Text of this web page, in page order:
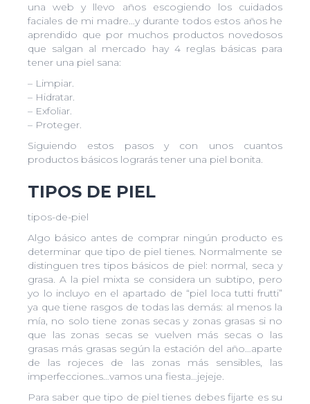
una web y llevo años escogiendo los cuidados
faciales de mi madre…y durante todos estos años he
aprendido que por muchos productos novedosos
que salgan al mercado hay 4 reglas básicas para
tener una piel sana:
– Limpiar.
– Hidratar.
– Exfoliar.
– Proteger.
Siguiendo estos pasos y con unos cuantos
productos básicos lograrás tener una piel bonita.
TIPOS DE PIEL
tipos-de-piel
Algo básico antes de comprar ningún producto es
determinar que tipo de piel tienes. Normalmente se
distinguen tres tipos básicos de piel: normal, seca y
grasa. A la piel mixta se considera un subtipo, pero
yo lo incluyo en el apartado de “piel loca tutti frutti”
ya que tiene rasgos de todas las demás: al menos la
mía, no solo tiene zonas secas y zonas grasas si no
que las zonas secas se vuelven más secas o las
grasas más grasas según la estación del año…aparte
de las rojeces de las zonas más sensibles, las
imperfecciones…vamos una fiesta…jejeje.
Para saber que tipo de piel tienes debes fijarte es su